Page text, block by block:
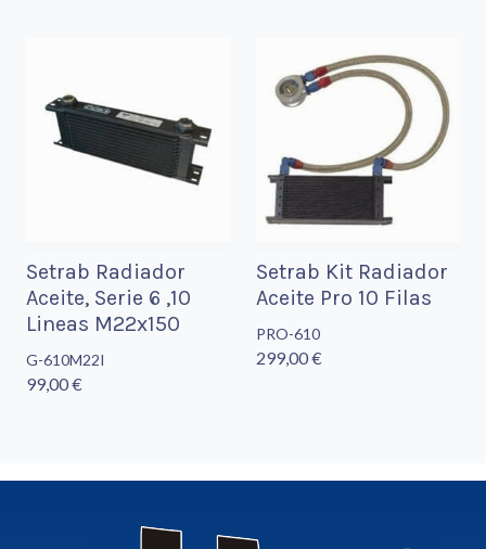
Setrab Radiador
Aceite, Serie 6 ,10
Lineas M22x150
G-610M22I
99,00 €
Setrab Kit Radiador
Aceite Pro 10 Filas
PRO-610
299,00 €